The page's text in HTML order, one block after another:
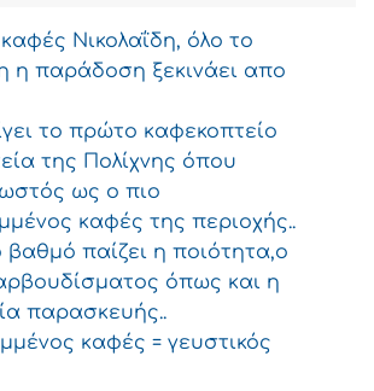
καφές Νικολαΐδη, όλο το
η παράδοση ξεκινάει απο
το πρώτο καφεκοπτείο
της Πολίχνης όπου
ως ο πιο
καφές της περιοχής..
βαθμό παίζει η ποιότητα,ο
όπως και η
παρασκευής..
καφές = γευστικός